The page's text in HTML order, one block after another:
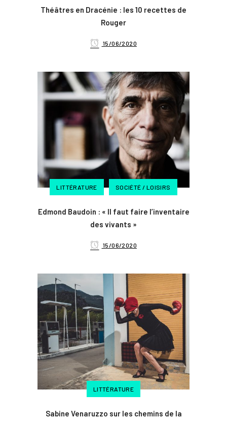
Théâtres en Dracénie : les 10 recettes de
Rouger
15/06/2020
LITTÉRATURE SOCIÉTÉ / LOISIRS
Edmond Baudoin : « Il faut faire l’inventaire
des vivants »
15/06/2020
LITTÉRATURE
Sabine Venaruzzo sur les chemins de la